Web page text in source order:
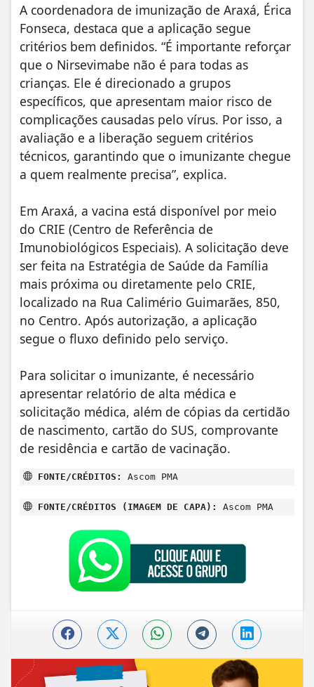
A coordenadora de imunização de Araxá, Érica
Fonseca, destaca que a aplicação segue
critérios bem definidos. “É importante reforçar
que o Nirsevimabe não é para todas as
crianças. Ele é direcionado a grupos
específicos, que apresentam maior risco de
complicações causadas pelo vírus. Por isso, a
avaliação e a liberação seguem critérios
técnicos, garantindo que o imunizante chegue
a quem realmente precisa”, explica.
Em Araxá, a vacina está disponível por meio
do CRIE (Centro de Referência de
Imunobiológicos Especiais). A solicitação deve
ser feita na Estratégia de Saúde da Família
mais próxima ou diretamente pelo CRIE,
localizado na Rua Calimério Guimarães, 850,
no Centro. Após autorização, a aplicação
segue o fluxo definido pelo serviço.
Para solicitar o imunizante, é necessário
apresentar relatório de alta médica e
solicitação médica, além de cópias da certidão
de nascimento, cartão do SUS, comprovante
de residência e cartão de vacinação.
FONTE/CRÉDITOS: Ascom PMA
FONTE/CRÉDITOS (IMAGEM DE CAPA): Ascom PMA